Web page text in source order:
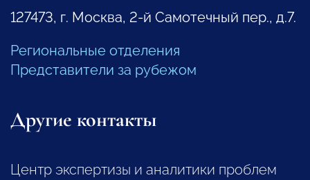
127473, г. Москва, 2-й Самотечный пер., д.7.
Региональные отделения
Представители за рубежом
Другие контакты
Центр экспертизы и аналитики проблем